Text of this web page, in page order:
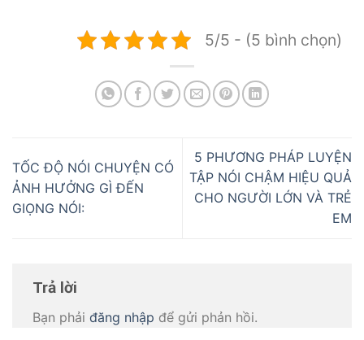
5/5 - (5 bình chọn)
TỐC ĐỘ NÓI CHUYỆN CÓ
ẢNH HƯỞNG GÌ ĐẾN
GIỌNG NÓI:
5 PHƯƠNG PHÁP LUYỆN
TẬP NÓI CHẬM HIỆU QUẢ
CHO NGƯỜI LỚN VÀ TRẺ
EM
Trả lời
Bạn phải đăng nhập để gửi phản hồi.